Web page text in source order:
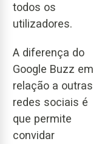
todos os
utilizadores.
A diferença do
Google Buzz em
relação a outras
redes sociais é
que permite
convidar